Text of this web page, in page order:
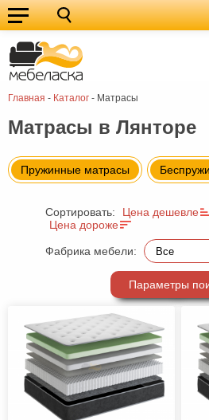
Главная - Каталог - Матрасы
Кухонные
гарнитуры
Мебель
для
кухни
Мебель
для
спальни
Кровати
Шкафы
Диваны
Мягкая
мебель
Детская
прихожей
Комоды
Офисная
мебель
Столы
Матрасы в Лянторе
Пружинные матрасы
Сортировать:
Цена дешевле
Цена дороже
Фабрика мебели:
Параметры